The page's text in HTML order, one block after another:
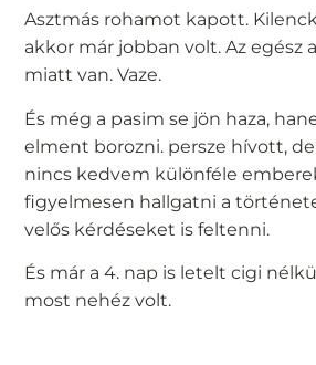
Asztmás rohamot kapott.
akkor már jobban volt. Az egész
miatt van. Vaze.
És még a pasim se jön haza,
elment borozni. persze hívott,
nincs kedvem különféle
figyelmesen hallgatni a
velős kérdéseket is feltenni.
És már a 4. nap is letelt cigi
most nehéz volt.